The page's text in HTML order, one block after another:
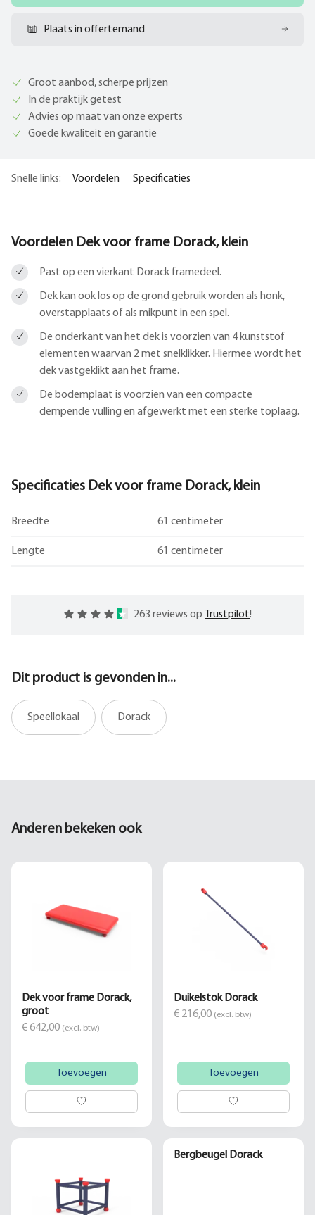
Plaats in offertemand
Groot aanbod, scherpe prijzen
In de praktijk getest
Advies op maat van onze experts
Goede kwaliteit en garantie
Snelle links: Voordelen Specificaties
Voordelen Dek voor frame Dorack, klein
Past op een vierkant Dorack framedeel.
Dek kan ook los op de grond gebruik worden als honk,
overstapplaats of als mikpunt in een spel.
De onderkant van het dek is voorzien van 4 kunststof
elementen waarvan 2 met snelklikker. Hiermee wordt het
dek vastgeklikt aan het frame.
De bodemplaat is voorzien van een compacte
dempende vulling en afgewerkt met een sterke toplaag.
Specificaties Dek voor frame Dorack, klein
Breedte 61 centimeter
Lengte 61 centimeter
263 reviews op Trustpilot!
Dit product is gevonden in...
Speellokaal Dorack
Anderen bekeken ook
Dek voor frame Dorack,
groot
€ 642,00 (excl. btw)
Toevoegen
Duikelstok Dorack
€ 216,00 (excl. btw)
Toevoegen
Bergbeugel Dorack